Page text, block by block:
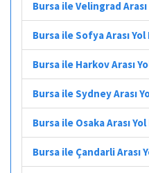
Bursa ile Velingrad
Bursa ile Sofya Arası
Bursa ile Harkov Arası
Bursa ile Sydney Arası
Bursa ile Osaka Arası
Bursa ile Çandarli Arası